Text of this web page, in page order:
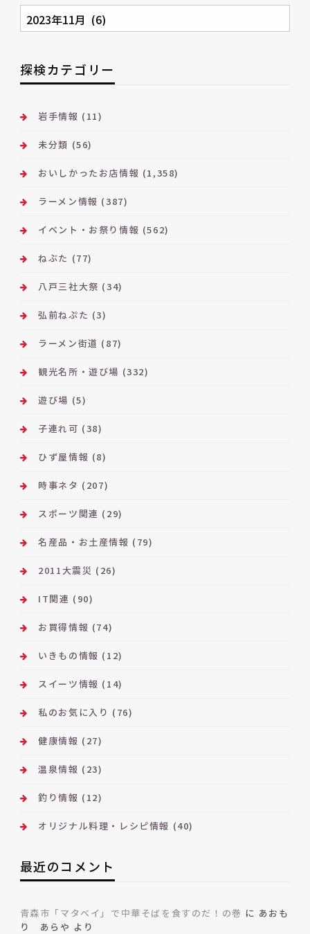
別
ー
カ
ブ
探検カテゴリー
岩手情報 (11)
未分類 (56)
おいしかったお店情報 (1,358)
ラーメン情報 (387)
イベント・お祭り情報 (562)
ねぶた (77)
八戸三社大祭 (34)
弘前ねぷた (3)
ラーメン街道 (87)
観光名所・遊び場 (332)
遊び場 (5)
子連れ可 (38)
ひず屋情報 (8)
時事ネタ (207)
スポーツ関連 (29)
名産品・お土産情報 (79)
2011大震災 (26)
IT関連 (90)
お買得情報 (74)
いきもの情報 (12)
スイーツ情報 (14)
私のお気に入り (76)
健康情報 (27)
温泉情報 (23)
釣り情報 (12)
オリジナル料理・レシピ情報 (40)
最近のコメント
青森市「マタベイ」で中華そばを食すのだ！の巻 に あおも
り あらや より